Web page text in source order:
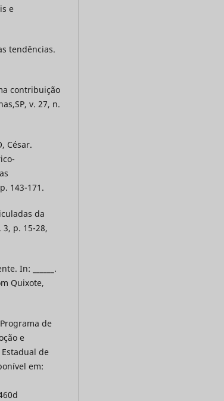
e
tendências.
contribuição
v. 27, n.
César.
143-171.
da
3, p. 15-28,
In: ______.
Quixote,
de
e
de
em: